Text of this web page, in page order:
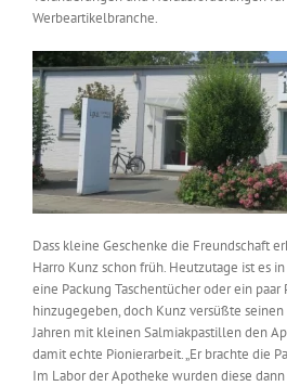
Wissen
Product Guide
Jobshop
Suche
nach:
Werbeartikelbranche.
Dass kleine Geschenke die Freundschaft
Harro Kunz schon früh. Heutzutage ist es
eine Packung Taschentücher oder ein paar
hinzugegeben, doch Kunz versüßte
Jahren mit kleinen Salmiakpastillen den
damit echte Pionierarbeit. „Er brachte die
Im Labor der Apotheke wurden diese